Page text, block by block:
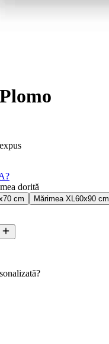
dorită
cm Mărimea XL 60x90 cm